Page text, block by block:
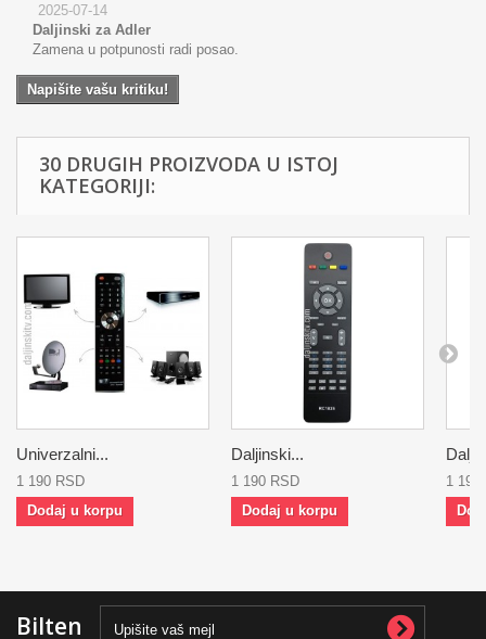
2025-07-14
Daljinski za Adler
Zamena u potpunosti radi posao.
Napišite vašu kritiku!
30 DRUGIH PROIZVODA U ISTOJ
KATEGORIJI:
Univerzalni...
1 190 RSD
Dodaj u korpu
Daljinski...
1 190 RSD
Dodaj u korpu
1 190
Bilten